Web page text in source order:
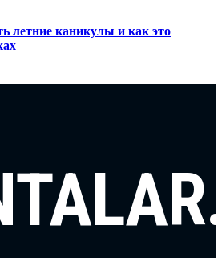
летние каникулы и как это